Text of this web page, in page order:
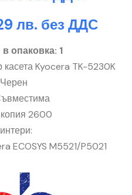
лв. без ДДС
опаковка: 1
касета Kyocera TK-5230K
2600
ECOSYS M5521/P5021